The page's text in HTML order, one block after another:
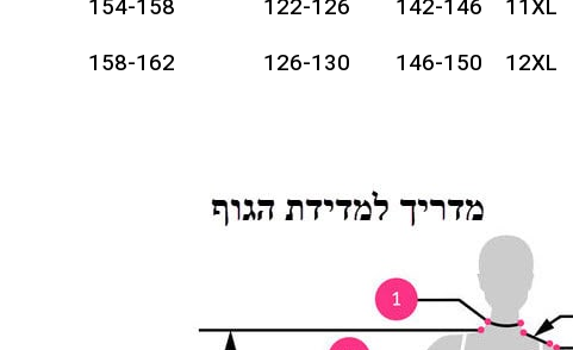
11XL
142-146
122-126
154-158
12XL
146-150
126-130
158-162